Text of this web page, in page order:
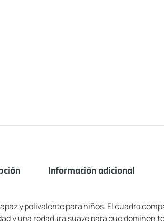
Información adicional
y polivalente para niños. El cuadro
y una rodadura suave para que dominen